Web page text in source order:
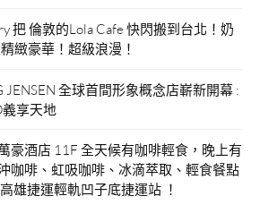
把 倫敦的Lola Cafe 快閃搬到台北！奶
緻豪華！超級浪漫！
JENSEN 全球首間形象概念店嶄新開幕 :
義享天地
豪酒店 11F 全天候有咖啡輕食，晚上有
咖啡、虹吸咖啡、冰滴萃取、輕食餐點
雄捷運輕軌凹子底捷運站 ！